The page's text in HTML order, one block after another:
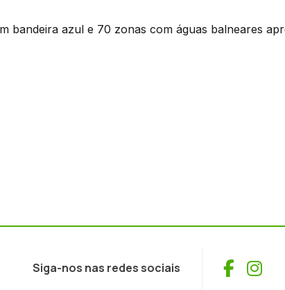
bandeira azul e 70 zonas com águas balneares
Siga-nos nas redes sociais